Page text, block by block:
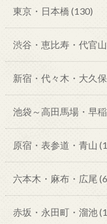
東京・日本橋 (130)
渋谷・恵比寿・代官山
新宿・代々木・大久保
池袋～高田馬場・早
原宿・表参道・青山
六本木・麻布・広尾
赤坂・永田町・溜池